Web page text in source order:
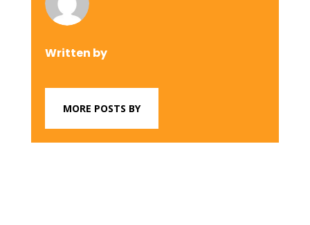
Written by
MORE POSTS BY